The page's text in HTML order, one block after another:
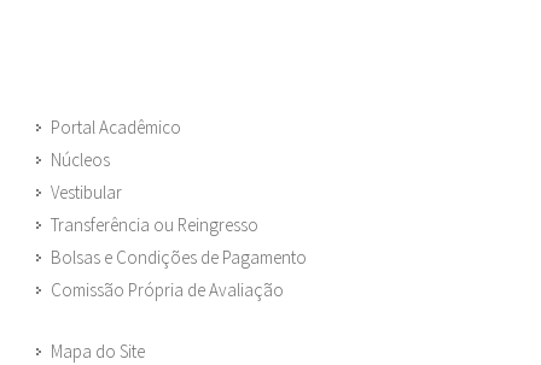
Portal Acadêmico
Núcleos
Vestibular
Transferência ou Reingresso
Bolsas e Condições de Pagamento
Comissão Própria de Avaliação
Mapa do Site